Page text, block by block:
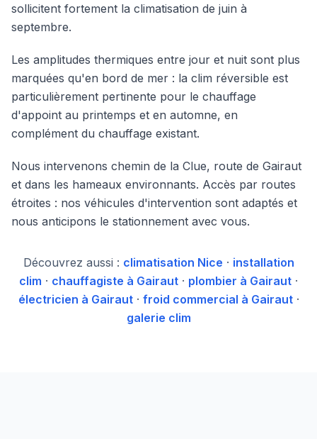
sollicitent fortement la climatisation de juin à
septembre.
Les amplitudes thermiques entre jour et nuit sont plus
marquées qu'en bord de mer : la clim réversible est
particulièrement pertinente pour le chauffage
d'appoint au printemps et en automne, en
complément du chauffage existant.
Nous intervenons chemin de la Clue, route de Gairaut
et dans les hameaux environnants. Accès par routes
étroites : nos véhicules d'intervention sont adaptés et
nous anticipons le stationnement avec vous.
Découvrez aussi : climatisation Nice · installation
clim · chauffagiste à Gairaut · plombier à Gairaut ·
électricien à Gairaut· froid commercial à Gairaut·
galerie clim